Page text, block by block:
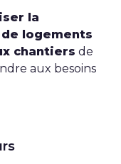
la
logements
chantiers de
aux besoins